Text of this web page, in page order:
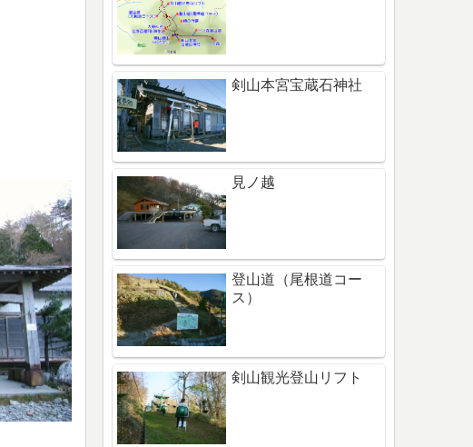
剣山本宮宝蔵石神社
見ノ越
登山道（尾根道コー
ス）
剣山観光登山リフト